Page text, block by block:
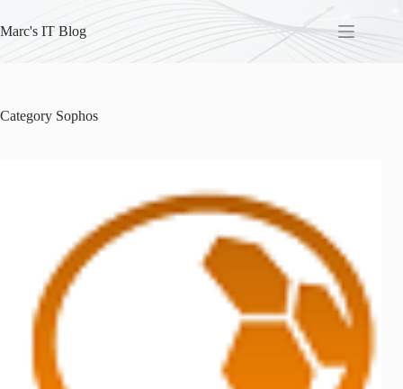
to
content
Marc's IT Blog
Category Sophos